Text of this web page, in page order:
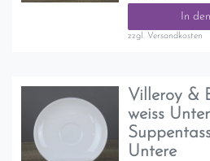
In
zzgl. Versandkosten
Villeroy &
weiss
Untere